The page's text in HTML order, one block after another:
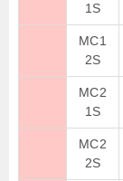
1S
MC1
2S
MC2
1S
MC2
2S